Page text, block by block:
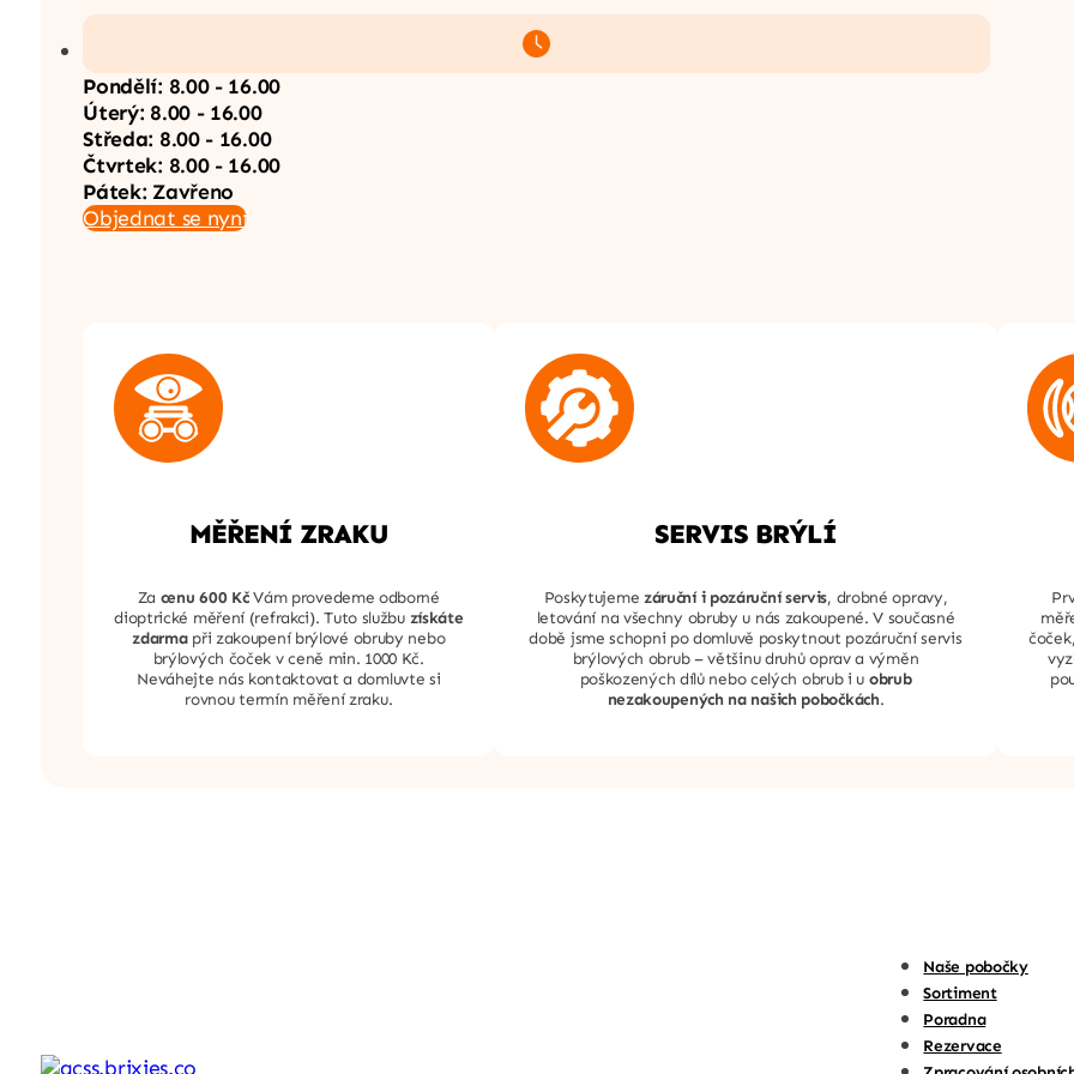
Pondělí: 8.00 - 16.00
Úterý: 8.00 - 16.00
Středa: 8.00 - 16.00
Čtvrtek: 8.00 - 16.00
Pátek: Zavřeno
Objednat se nyní
MĚŘENÍ ZRAKU
Za cenu 600 KčVám provedeme odborné
dioptrické měření (refrakci). Tuto službu získáte
zdarmapři zakoupení brýlové obruby nebo
brýlových čoček v ceně min. 1000 Kč.
Neváhejte nás kontaktovat a domluvte si
rovnou termín měření zraku.
SERVIS BRÝLÍ
Poskytujeme záruční i pozáruční servis, drobné opravy,
letování na všechny obruby u nás zakoupené. V současné
době jsme schopni po domluvě poskytnout pozáruční servis
brýlových obrub – většinu druhů oprav a výměn
poškozených dílů nebo celých obrub i u obrub
nezakoupených na našich pobočkách.
Naše pobočky
Sortiment
Poradna
Rezervace